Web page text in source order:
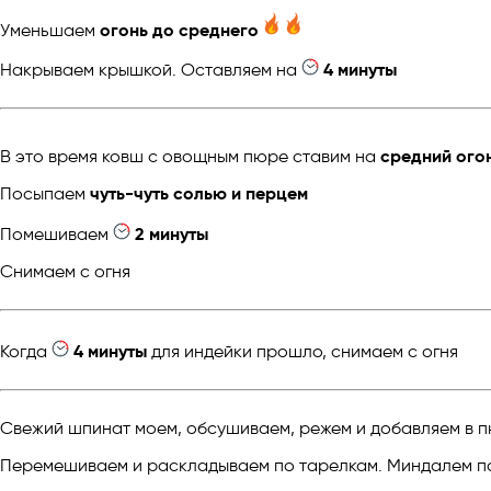
Уменьшаем огонь до среднего
Накрываем крышкой. Оставляем на
4 минуты
В это время ковш с овощным пюре ставим на средний
Посыпаем чуть-чуть солью и перцем
Помешиваем
2 минуты
Снимаем с огня
Когда 4 минуты для индейки прошло, снимаем с огня
Свежий шпинат моем, обсушиваем, режем и добавляем в
Перемешиваем и раскладываем по тарелкам. Миндалем